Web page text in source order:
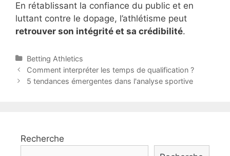
En rétablissant la confiance du public et en
luttant contre le dopage, l’athlétisme peut
retrouver son intégrité et sa crédibilité.
Categories
Betting Athletics
Post
navigation
Comment interpréter les temps de qualification ?
5 tendances émergentes dans l'analyse sportive
Recherche